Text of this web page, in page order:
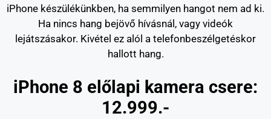
iPhone készülékünkben, ha semmilyen hangot nem ad ki.
Ha nincs hang bejövő hívásnál, vagy videók
lejátszásakor. Kivétel ez alól a telefonbeszélgetéskor
hallott hang.
iPhone 8 előlapi kamera csere:
12.999.-